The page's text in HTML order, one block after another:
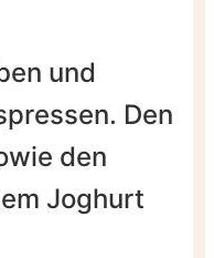
und
Den
den
Joghurt